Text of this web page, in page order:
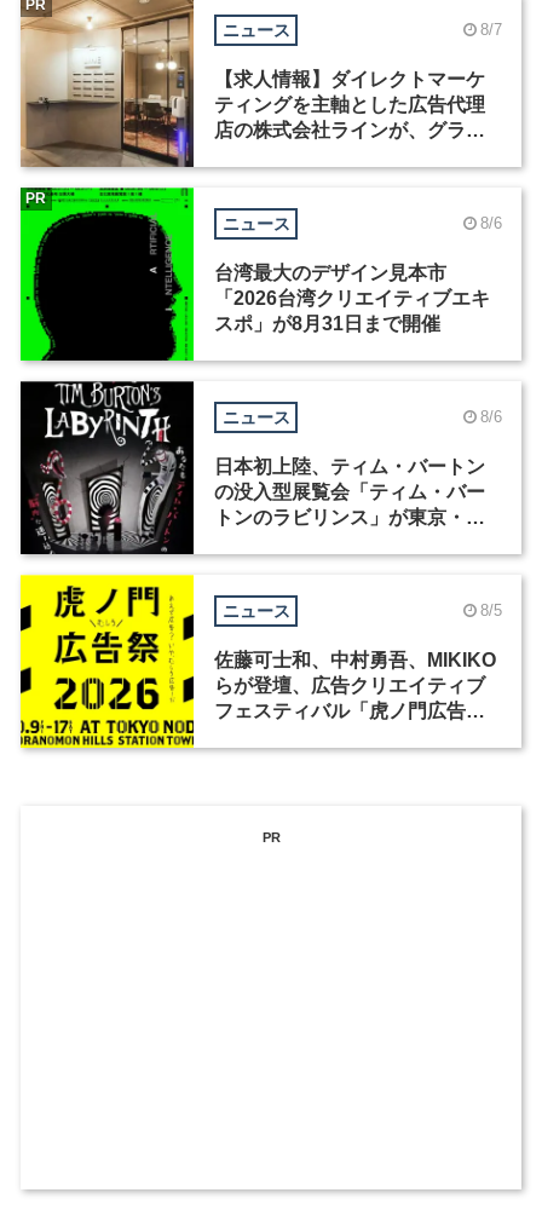
ニュース 8/7
【求人情報】ダイレクトマーケ
ティングを主軸とした広告代理
店の株式会社ラインが、グラフ
PR
ニュース 8/6
台湾最大のデザイン見本市
「2026台湾クリエイティブエキ
スポ」が8月31日まで開催
PR
ニュース 8/6
日本初上陸、ティム・バートン
の没入型展覧会「ティム・バー
トンのラビリンス」が東京・豊
ニュース 8/5
佐藤可士和、中村勇吾、MIKIKO
らが登壇、広告クリエイティブ
フェスティバル「虎ノ門広告
PR